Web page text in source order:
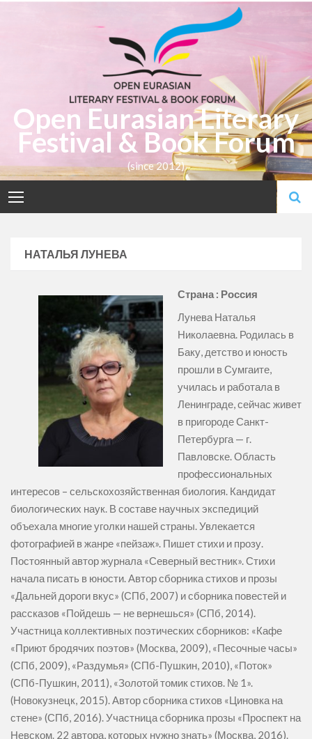
Open Eurasian Literary
Festival & Book Forum
(since 2012)
НАТАЛЬЯ ЛУНЕВА
Страна : Россия
Лунева Наталья
Николаевна. Родилась в
Баку, детство и юность
прошли в Сумгаите,
училась и работала в
Ленинграде, сейчас живет
в пригороде Санкт-
Петербурга — г.
Павловске. Область
профессиональных
интересов – сельскохозяйственная биология. Кандидат
биологических наук. В составе научных экспедиций
объехала многие уголки нашей страны. Увлекается
фотографией в жанре «пейзаж». Пишет стихи и прозу.
Постоянный автор журнала «Северный вестник». Стихи
начала писать в юности. Автор сборника стихов и прозы
«Дальней дороги вкус» (СПб, 2007) и сборника повестей и
рассказов «Пойдешь — не вернешься» (СПб, 2014).
Участница коллективных поэтических сборников: «Кафе
«Приют бродячих поэтов» (Москва, 2009), «Песочные часы»
(СПб, 2009), «Раздумья» (СПб-Пушкин, 2010), «Поток»
(СПб-Пушкин, 2011), «Золотой томик стихов. № 1».
(Новокузнецк, 2015). Автор сборника стихов «Циновка на
стене» (СПб, 2016). Участница сборника прозы «Проспект на
Невском. 22 автора, которых нужно знать» (Москва, 2016).